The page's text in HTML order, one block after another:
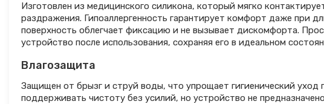
Изготовлен из медицинского силикона, который мягко
раздражения. Гипоаллергенность гарантирует комфорт даже при
поверхность облегчает фиксацию и не вызывает дискомфорта.
устройство после использования, сохраняя его в идеальном
Влагозащита
Защищен от брызг и струй воды, что упрощает гигиенический уход
поддерживать чистоту без усилий, но устройство не